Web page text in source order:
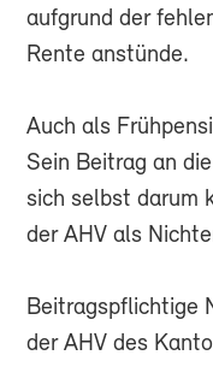
aufgrund der
Rente anstünde.
Auch als
Sein Beitrag an
sich selbst darum
der AHV als
Beitragspflichtige
der AHV des